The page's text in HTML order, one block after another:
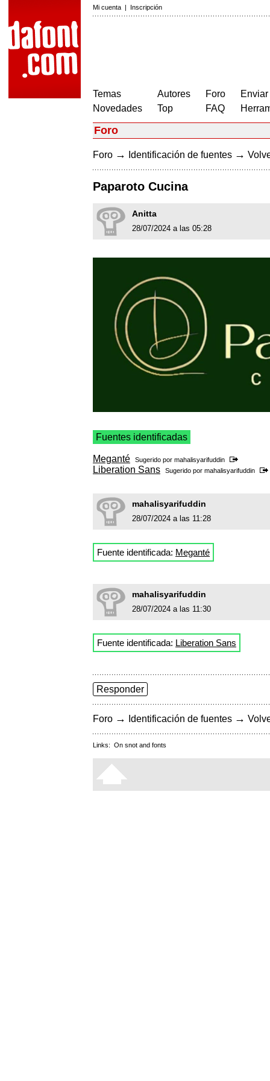
Mi cuenta | Inscripción
Temas
Novedades
Autores
Top
Foro
FAQ
Foro
Foro → Identificación de fuentes →
Paparoto Cucina
Anitta
28/07/2024 a las 05:28
Fuentes identificadas
Meganté Sugerido por mahalisyarifuddin
Liberation Sans Sugerido por mahalisyarifuddin
mahalisyarifuddin
28/07/2024 a las 11:28
Fuente identificada: Meganté
mahalisyarifuddin
28/07/2024 a las 11:30
Fuente identificada: Liberation Sans
Responder
Foro → Identificación de fuentes →
Links: On snot and fonts